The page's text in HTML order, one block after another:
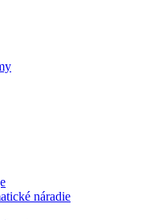
náradie